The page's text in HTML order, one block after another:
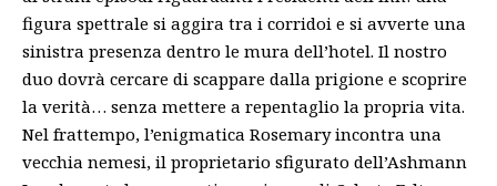
figura spettrale si aggira tra i corridoi e si avverte una
sinistra presenza dentro le mura dell’hotel. Il nostro
duo dovrà cercare di scappare dalla prigione e scoprire
la verità… senza mettere a repentaglio la propria vita.
Nel frattempo, l’enigmatica Rosemary incontra una
vecchia nemesi, il proprietario sfigurato dell’Ashmann